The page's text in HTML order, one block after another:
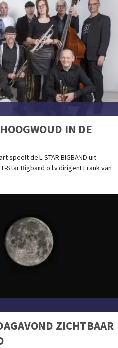
IN DE
speelt de L-STAR BIGBAND uit
Star Bigband o.l.v.dirigent Frank van
ZICHTBAAR